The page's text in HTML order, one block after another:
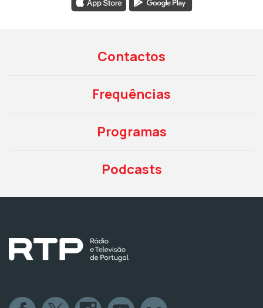
Contactos
Frequências
Programas
Podcasts